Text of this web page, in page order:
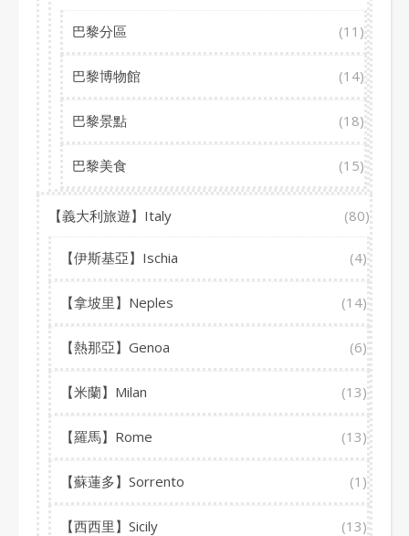
巴黎分區 (11)
巴黎博物館 (14)
巴黎景點 (18)
巴黎美食 (15)
【義大利旅遊】Italy (80)
【伊斯基亞】Ischia (4)
【拿坡里】Neples (14)
【熱那亞】Genoa (6)
【米蘭】Milan (13)
【羅馬】Rome (13)
【蘇蓮多】Sorrento (1)
【西西里】Sicily (13)